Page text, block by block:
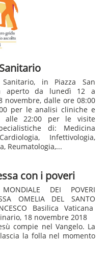
in Piazza San
aperto da lunedì 12 a
novembre, dalle ore 08:00
per le analisi cliniche e
alle 22:00 per le visite
di: Medicina
Infettivologia,
Reumatologia,...
con i poveri
MONDIALE DEI POVERI
OMELIA DEL SANTO
Basilica Vaticana
18 novembre 2018
compie nel Vangelo. La
la folla nel momento